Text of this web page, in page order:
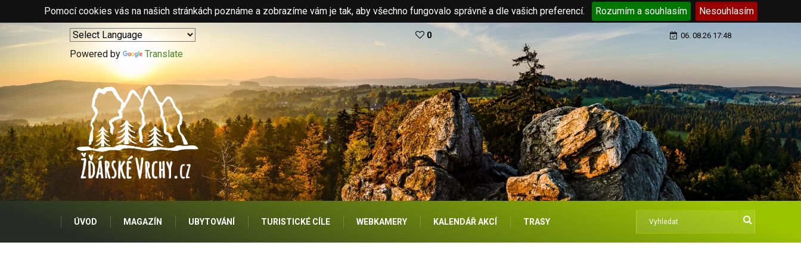
Pomocí cookies vás na našich stránkách poznáme a zobrazíme vám je tak, aby všechno fungovalo správně a dle vašich preferencí. Rozumím a souhlasím Nesouhlasím
Powered by Translate
0 06. 08.26 17:48
ÚVOD MAGAZÍN UBYTOVÁNÍ TURISTICKÉ CÍLE WEBKAMERY KALENDÁŘ AKCÍ TRASY